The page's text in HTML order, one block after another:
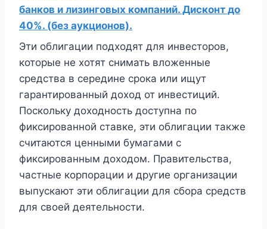
банков и лизинговых компаний. Дисконт до
40%. (без аукционов).
Эти облигации подходят для инвесторов,
которые не хотят снимать вложенные
средства в середине срока или ищут
гарантированный доход от инвестиций.
Поскольку доходность доступна по
фиксированной ставке, эти облигации также
считаются ценными бумагами с
фиксированным доходом. Правительства,
частные корпорации и другие организации
выпускают эти облигации для сбора средств
для своей деятельности.